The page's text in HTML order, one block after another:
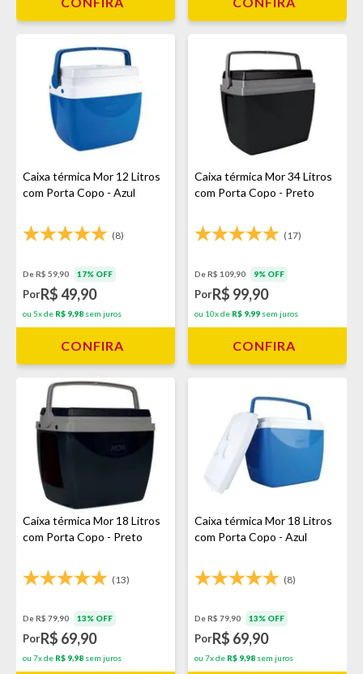
Caixa térmica Mor 12 Litros
com Porta Copo - Azul
(8)
De R$ 59,90 17% OFF
PorR$ 49,90
ou 5x de R$ 9,98 sem juros
CONFIRA
Caixa térmica Mor 34 Litros
com Porta Copo - Preto
(17)
De R$ 109,90 9% OFF
PorR$ 99,90
ou 10x de R$ 9,99 sem juros
CONFIRA
Caixa térmica Mor 18 Litros
com Porta Copo - Preto
(13)
De R$ 79,90 13% OFF
PorR$ 69,90
ou 7x de R$ 9,98 sem juros
Caixa térmica Mor 18 Litros
com Porta Copo - Azul
(8)
De R$ 79,90 13% OFF
PorR$ 69,90
ou 7x de R$ 9,98 sem juros